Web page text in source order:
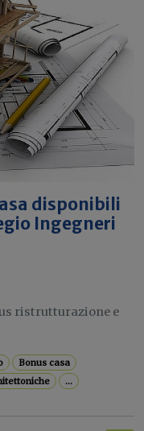
disponibili
Ingegneri
ristrutturazione e
Bonus casa
...